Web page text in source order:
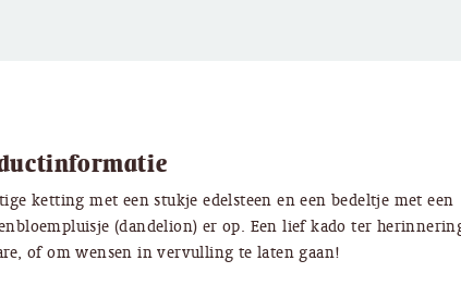
ketting met een stukje edelsteen en een bedeltje met een
(dandelion) er op. Een lief kado ter
of om wensen in vervulling te laten gaan!